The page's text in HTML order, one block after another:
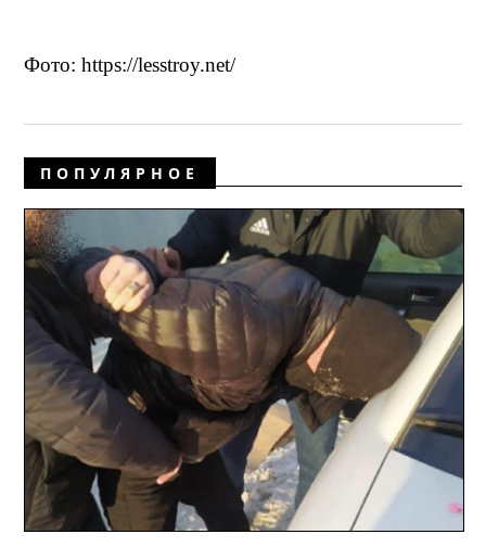
Фото: https://lesstroy.net/
ПОПУЛЯРНОЕ